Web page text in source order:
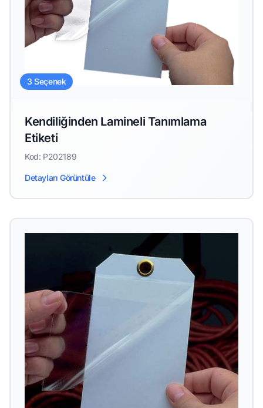
3 Seçenek
Kendiliğinden Lamineli Tanımlama
Etiketi
Kod: P202189
Detayları Görüntüle